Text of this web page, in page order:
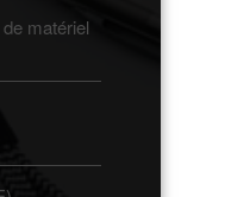
matériel